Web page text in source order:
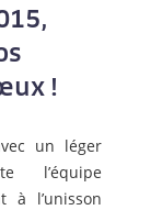
!
un léger
l’équipe
à l’unisson